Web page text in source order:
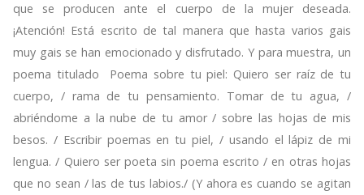
que se producen ante el cuerpo de la mujer deseada.
¡Atención! Está escrito de tal manera que hasta varios gais
muy gais se han emocionado y disfrutado. Y para muestra, un
poema titulado Poema sobre tu piel: Quiero ser raíz de tu
cuerpo, / rama de tu pensamiento. Tomar de tu agua, /
abriéndome a la nube de tu amor / sobre las hojas de mis
besos. / Escribir poemas en tu piel, / usando el lápiz de mi
lengua. / Quiero ser poeta sin poema escrito / en otras hojas
que no sean / las de tus labios./ (Y ahora es cuando se agitan